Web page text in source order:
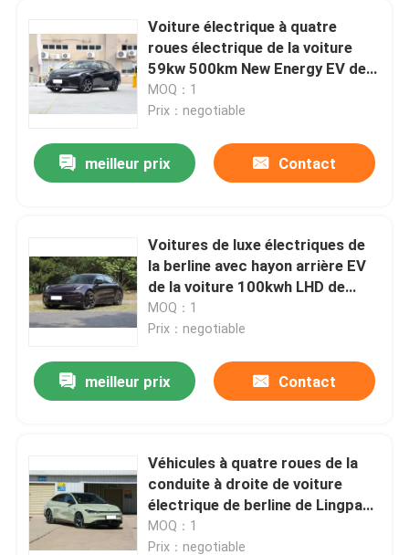
Voiture électrique à quatre
roues électrique de la voiture
59kw 500km New Energy EV de
berline d'Aion S
MOQ：1
Prix：negotiable
meilleur prix Contact
Voitures de luxe électriques de
la berline avec hayon arrière EV
de la voiture 100kwh LHD de
berline de ZEEKR 001
MOQ：1
Prix：negotiable
meilleur prix Contact
Véhicules à quatre roues de la
conduite à droite de voiture
électrique de berline de Lingpao
C01 pour l'adulte
MOQ：1
Prix：negotiable